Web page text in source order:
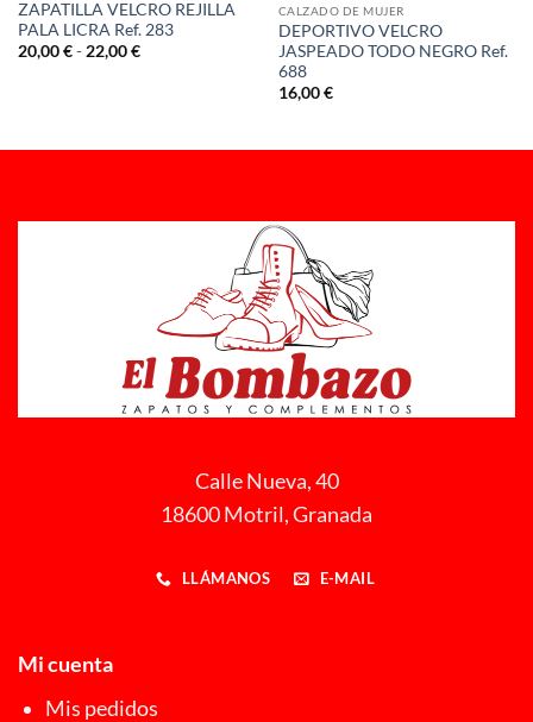
ZAPATILLA VELCRO REJILLA
PALA LICRA Ref. 283
20,00€ - 22,00€Rango
CALZADO DE MUJER
DEPORTIVO VELCRO
JASPEADO TODO NEGRO Ref.
688
16,00€
Calle Nueva, 40
18600 Motril, Granada
LLÁMANOS E-MAIL
Mi cuenta
Mis pedidos